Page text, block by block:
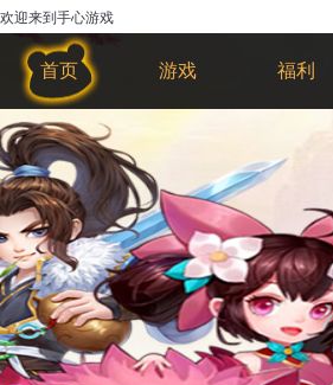
欢迎来到手心游戏
首页 游戏 福利
物理反应堆十分考验玩家的反应能
力，玩家需要看准时机将方块一个个叠起
来，未叠到的部位便会被消除掉，因而越
到后面叠方块的挑战会更加的困难。游戏
图形简洁，画风唯美，色调层次感十分鲜
明，连续完美叠加可以获得更高分数，以
及获得部分损失的方块。快来一起挑战